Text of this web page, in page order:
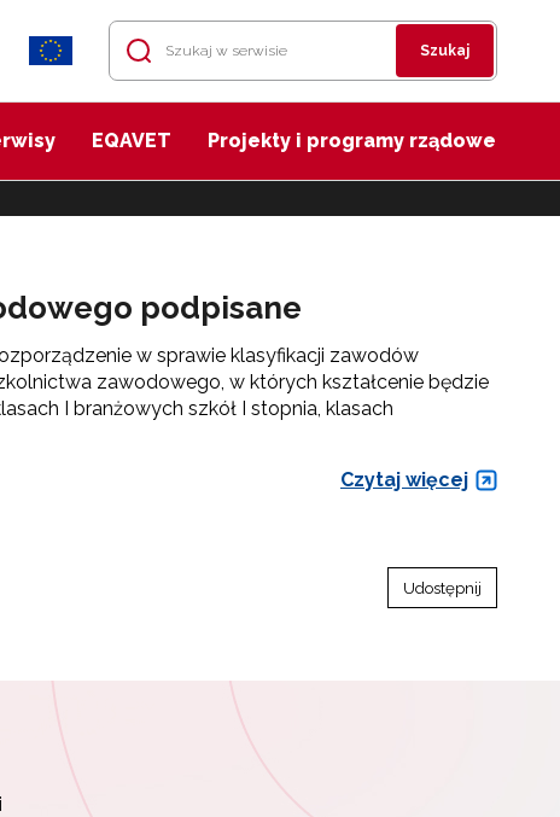
Szukaj
EQAVET Projekty i programy rządowe
podpisane
w sprawie klasyfikacji zawodów
zawodowego, w których kształcenie będzie
I branżowych szkół I stopnia, klasach
Czytaj więcej
Udostępnij